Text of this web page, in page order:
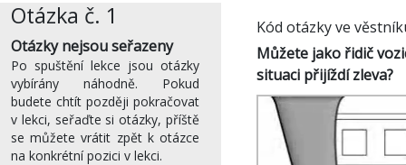
Otázka č. 1
Otázky nejsou seřazeny
Po spuštění lekce jsou otázky
vybírány náhodně. Pokud
budete chtít později pokračovat
v lekci, seřaďte si otázky, příště
se můžete vrátit zpět k otázce
na konkrétní pozici v lekci.
Kód otázky ve
Můžete jako řidič
situaci přijíždí zleva?